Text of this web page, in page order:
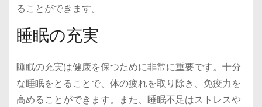
ることができます。
睡眠の充実
睡眠の充実は健康を保つために非常に重要です。十分
な睡眠をとることで、体の疲れを取り除き、免疫力を
高めることができます。また、睡眠不足はストレスや